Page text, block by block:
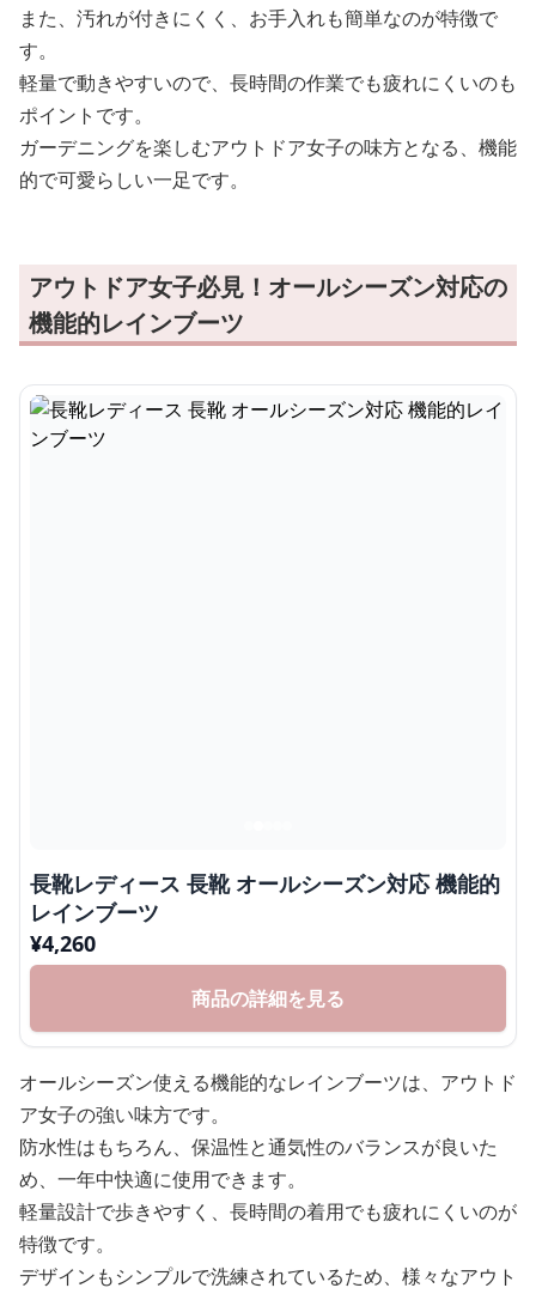
また、汚れが付きにくく、お手入れも簡単なのが特徴で
す。
軽量で動きやすいので、長時間の作業でも疲れにくいのも
ポイントです。
ガーデニングを楽しむアウトドア女子の味方となる、機能
的で可愛らしい一足です。
アウトドア女子必見！オールシーズン対応の
機能的レインブーツ
長靴レディース 長靴 オールシーズン対応 機能的
レインブーツ
¥4,260
商品の詳細を見る
オールシーズン使える機能的なレインブーツは、アウトド
ア女子の強い味方です。
防水性はもちろん、保温性と通気性のバランスが良いた
め、一年中快適に使用できます。
軽量設計で歩きやすく、長時間の着用でも疲れにくいのが
特徴です。
デザインもシンプルで洗練されているため、様々なアウト